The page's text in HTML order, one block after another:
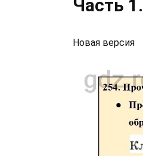
Часть 1.
Новая версия